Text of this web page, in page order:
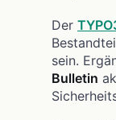
Der
sein.
Bulletin